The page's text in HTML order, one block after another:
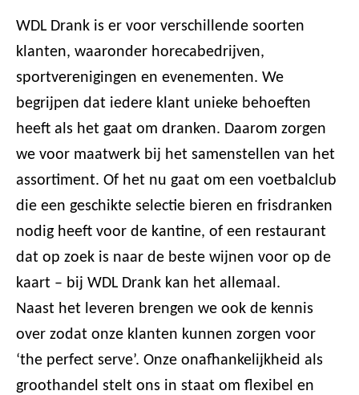
WDL Drank is er voor verschillende soorten
klanten, waaronder horecabedrijven,
sportverenigingen en evenementen. We
begrijpen dat iedere klant unieke behoeften
heeft als het gaat om dranken. Daarom zorgen
we voor maatwerk bij het samenstellen van het
assortiment. Of het nu gaat om een voetbalclub
die een geschikte selectie bieren en frisdranken
nodig heeft voor de kantine, of een restaurant
dat op zoek is naar de beste wijnen voor op de
kaart – bij WDL Drank kan het allemaal.
Naast het leveren brengen we ook de kennis
over zodat onze klanten kunnen zorgen voor
‘the perfect serve’. Onze onafhankelijkheid als
groothandel stelt ons in staat om flexibel en